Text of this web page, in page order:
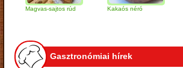
Magvas-sajtos rúd Kakaós néró
Gasztronómiai hírek